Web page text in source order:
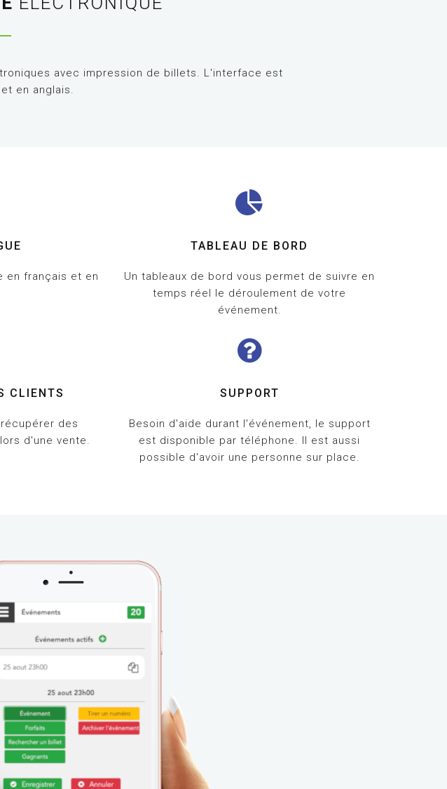
avec impression de billets. L'interface est
en anglais.
en français et en
TABLEAU DE BORD
Un tableaux de bord vous permet de suivre en
temps réel le déroulement de votre
événement.
CLIENTS
des
d'une vente.
SUPPORT
Besoin d'aide durant l'événement, le support
est disponible par téléphone. Il est aussi
possible d'avoir une personne sur place.